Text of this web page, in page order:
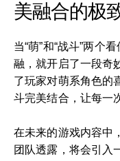
美融合的极
当“萌”和“战斗”两个
融，就开启了一段奇
了玩家对萌系角色的
斗完美结合，让每一
在未来的游戏内容中
团队透露，将会引入